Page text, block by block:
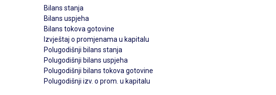
Bilans stanja
Bilans uspjeha
Bilans tokova gotovine
Izvještaj o promjenama u kapitalu
Polugodišnji bilans stanja
Polugodišnji bilans uspjeha
Polugodišnji bilans tokova gotovine
Polugodišnji izv. o prom. u kapitalu